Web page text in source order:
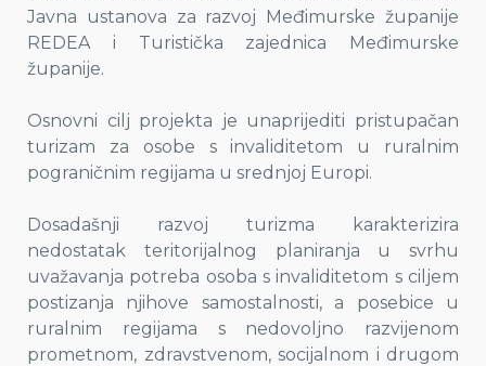
Javna ustanova za razvoj Međimurske županije
REDEA i Turistička zajednica Međimurske
županije.
Osnovni cilj projekta je unaprijediti pristupačan
turizam za osobe s invaliditetom u ruralnim
pograničnim regijama u srednjoj Europi.
Dosadašnji razvoj turizma karakterizira
nedostatak teritorijalnog planiranja u svrhu
uvažavanja potreba osoba s invaliditetom s ciljem
postizanja njihove samostalnosti, a posebice u
ruralnim regijama s nedovoljno razvijenom
prometnom, zdravstvenom, socijalnom i drugom